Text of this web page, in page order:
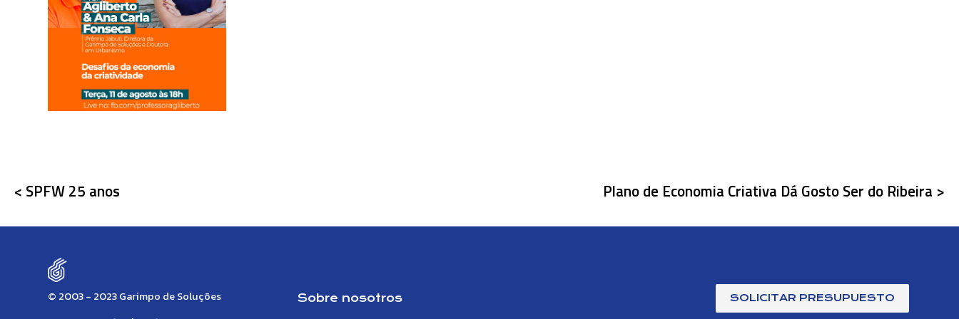
< SPFW 25 anos Plano de Economia Criativa Dá Gosto Ser do Ribeira >
© 2003 - 2023 Garimpo de Soluções
Sobre nosotros SOLICITAR PRESUPUESTO